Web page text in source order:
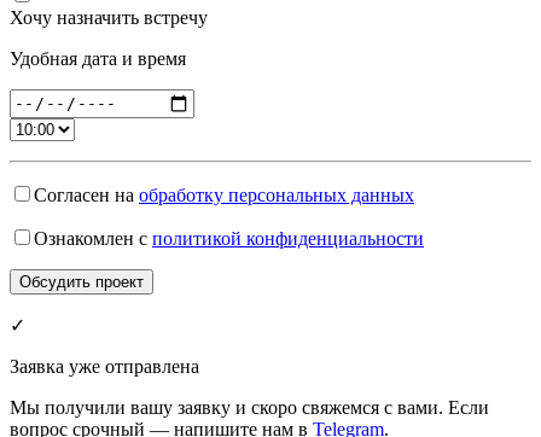
Хочу назначить встречу
Удобная дата и время
Согласен на обработку персональных данных
Ознакомлен с политикой конфиденциальности
✓
Заявка уже отправлена
Мы получили вашу заявку и скоро свяжемся с вами. Если
вопрос срочный — напишите нам в Telegram.